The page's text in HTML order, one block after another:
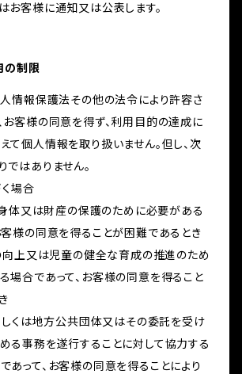
お客様に通知又は公表します。
の制限
人情報保護法その他の法令により許容さ
お客様の同意を得ず、利用目的の達成に
て個人情報を取り扱いません。但し、次
ではありません。
く場合
身体又は財産の保護のために必要がある
客様の同意を得ることが困難であるとき
向上又は児童の健全な育成の推進のため
場合であって、お客様の同意を得ること
しくは地方公共団体又はその委託を受け
る事務を遂行することに対して協力する
あって、お客様の同意を得ることにより